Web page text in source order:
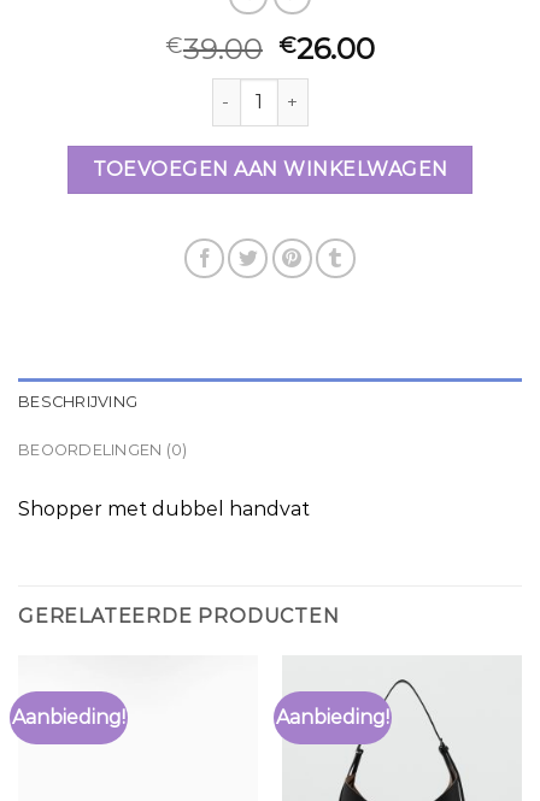
€39.00 €26.00
mango tas zwart aantal
TOEVOEGEN AAN WINKELWAGEN
BESCHRIJVING
BEOORDELINGEN (0)
Shopper met dubbel handvat
GERELATEERDE PRODUCTEN
Aanbieding! Aanbieding!